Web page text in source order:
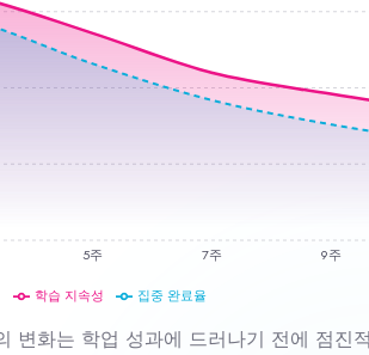
5주 7주 9주
학습 지속성 집중 완료율
변화는 학업 성과에 드러나기 전에 점진